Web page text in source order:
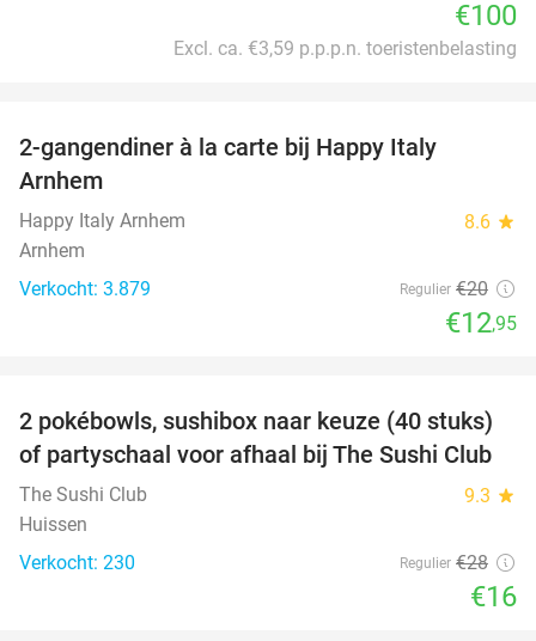
€100
Excl. ca. €3,59 p.p.p.n. toeristenbelasting
2-gangendiner à la carte bij Happy Italy
Arnhem
Happy Italy Arnhem 8.6 star
Arnhem
Verkocht: 3.879
Regulier €20
€12,95
43%
2 pokébowls, sushibox naar keuze (40 stuks)
of partyschaal voor afhaal bij The Sushi Club
The Sushi Club 9.3 star
Huissen
Verkocht: 230
Regulier €28
€16